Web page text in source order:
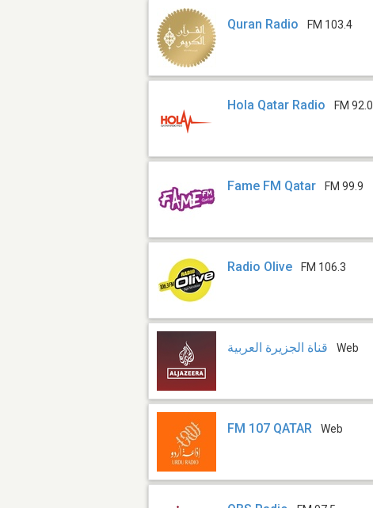
Quran Radio FM 103.4
Hola Qatar Radio FM 92.0
Fame FM Qatar FM 99.9
Radio Olive FM 106.3
قناة اﻟﺠﺰﻳﺮﺓ اﻟﻌﺮﺑﻴﺔ Web
FM 107 QATAR Web